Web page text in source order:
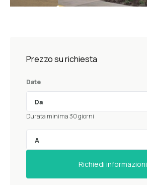
Prezzo su richiesta
Date
Durata minima 30 giorni
Richiedi informazioni